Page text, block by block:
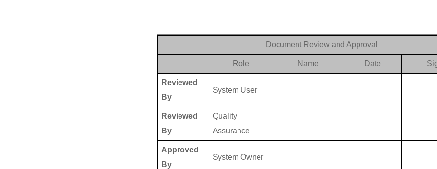
Document Review and Approval
Role Name Date
Reviewed
By
System User
Reviewed
By
Quality
Assurance
Approved
By
System Owner